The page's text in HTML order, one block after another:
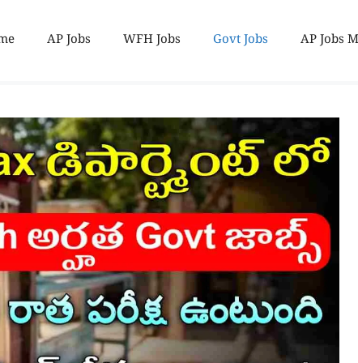
AP Jobs WFH Jobs Govt Jobs AP Jobs